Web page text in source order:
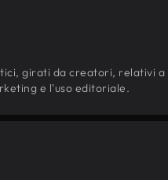
girati da creatori, relativi a
e l'uso editoriale.